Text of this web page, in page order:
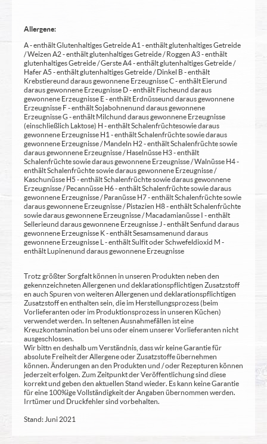
Allergene:
A - enthält Glutenhaltiges Getreide A1 - enthält glutenhaltiges Getreide
/ Weizen A2 - enthält glutenhaltiges Getreide / Roggen A3 - enthält
glutenhaltiges Getreide / Gerste A4 - enthält glutenhaltiges Getreide /
Hafer A5 - enthält glutenhaltiges Getreide / Dinkel B - enthält
Krebstiere und daraus gewonnene Erzeugnisse C - enthält Eier und
daraus gewonnene Erzeugnisse D - enthält Fische und daraus
gewonnene Erzeugnisse E - enthält Erdnüsse und daraus gewonnene
Erzeugnisse F - enthält Sojabohnen und daraus gewonnene
Erzeugnisse G - enthält Milch und daraus gewonnene Erzeugnisse
(einschließlich Laktose) H - enthält Schalenfrüchte sowie daraus
gewonnene Erzeugnisse H1 - enthält Schalenfrüchte sowie daraus
gewonnene Erzeugnisse / Mandeln H2 - enthält Schalenfrüchte sowie
daraus gewonnene Erzeugnisse / Haselnüsse H3 - enthält
Schalenfrüchte sowie daraus gewonnene Erzeugnisse / Walnüsse H4 -
enthält Schalenfrüchte sowie daraus gewonnene Erzeugnisse /
Kaschunüsse H5 - enthält Schalenfrüchte sowie daraus gewonnene
Erzeugnisse / Pecannüsse H6 - enthält Schalenfrüchte sowie daraus
gewonnene Erzeugnisse / Paranüsse H7 - enthält Schalenfrüchte sowie
daraus gewonnene Erzeugnisse / Pistazien H8 - enthält Schalenfrüchte
sowie daraus gewonnene Erzeugnisse / Macadamianüsse I - enthält
Sellerie und daraus gewonnene Erzeugnisse J - enthält Senf und daraus
gewonnene Erzeugnisse K - enthält Sesamsamen und daraus
gewonnene Erzeugnisse L - enthält Sulfit oder Schwefeldioxid M -
enthält Lupinen und daraus gewonnene Erzeugnisse
Trotz größter Sorgfalt können in unseren Produkten neben den
gekennzeichneten Allergenen und deklarationspflichtigen Zusatzstoff
en auch Spuren von weiteren Allergenen und deklarationspflichtigen
Zusatzstoff en enthalten sein, die im Herstellungsprozess (beim
Vorlieferanten oder im Produktionsprozess in unseren Küchen)
verwendet werden. In seltenen Ausnahmefällen ist eine
Kreuzkontamination bei uns oder einem unserer Vorlieferanten nicht
ausgeschlossen.
Wir bittn en deshalb um Verständnis, dass wir keine Garantie für
absolute Freiheit der Allergene oder Zusatzstoffe übernehmen
können. Änderungen an den Produkten und / oder Rezepturen können
jederzeit erfolgen. Zum Zeitpunkt der Veröffentlichung sind diese
korrekt und geben den aktuellen Stand wieder. Es kann keine Garantie
für eine 100%ige Vollständigkeit der Angaben übernommen werden.
Irrtümer und Druckfehler sind vorbehalten.
Stand: Juni 2021